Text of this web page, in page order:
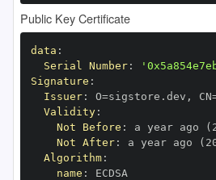
Public Key Certificate
data :
Serial Number:
Signature :
Issuer: O=sigstore.dev ,
Validity:
Not Before : a year ago
Not After: a year ago
Algorithm:
name :